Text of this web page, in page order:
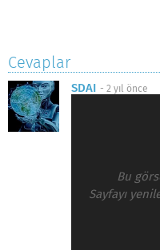
Cevaplar
SDAI - 2 yıl önce
Bu
Sayfayı